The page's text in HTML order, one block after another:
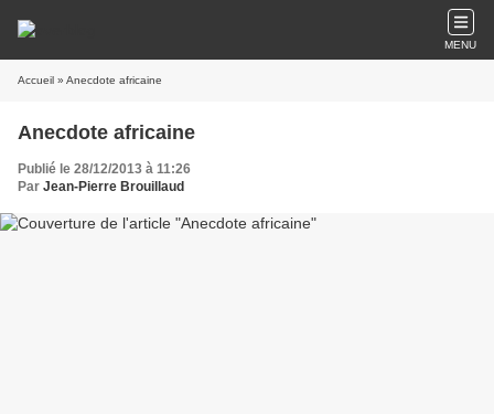
MENU
Accueil » Anecdote africaine
Anecdote africaine
Publié le 28/12/2013 à 11:26
Par Jean-Pierre Brouillaud